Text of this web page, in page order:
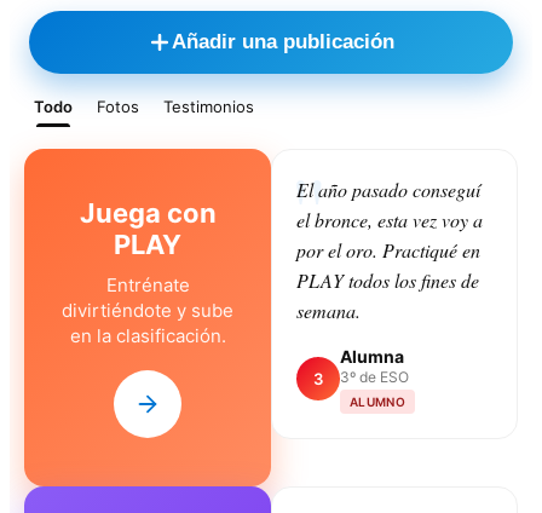
Añadir una publicación
Todo Fotos Testimonios
Juega con
PLAY
Entrénate
divirtiéndote y sube
en la clasificación.
El año pasado conseguí
el bronce, esta vez voy a
por el oro. Practiqué en
PLAY todos los fines de
semana.
3
Alumna
3º de ESO
ALUMNO